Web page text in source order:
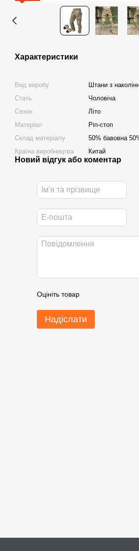
Характеристики
Вид виробу
Штани з
Стать
Чоловіча
Сезон
Літо
Матеріал
Ріп-стоп
Склад матеріалу
50% бавовна
Країна виробництва
Китай
Новий відгук або коментар
Оцініть товар
Надіслати